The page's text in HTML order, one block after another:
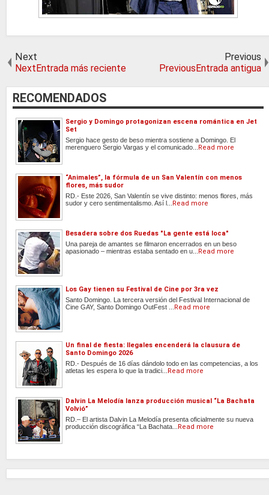
Next
NextEntrada más reciente
Previous
PreviousEntrada antigua
RECOMENDADOS
Sergio y Domingo protagonizan escena romántica en Jet
Set
Sergio hace gesto de beso mientra sostiene a Domingo. El
merenguero Sergio Vargas y el comunicado... Read more
“Animales”, la fórmula de un San Valentín con menos
flores, más sudor
RD.- Este 2026, San Valentín se vive distinto: menos flores, más
sudor y cero sentimentalismo. Así l... Read more
Besadera sobre dos Ruedas "La gente está loca"
Una pareja de amantes se filmaron encerrados en un beso
apasionado – mientras estaba sentado en u... Read more
Los Gay tienen su Festival de Cine por 3ra vez
Santo Domingo. La tercera versión del Festival Internacional de
Cine GAY, Santo Domingo OutFest ... Read more
Un final de fiesta: Ilegales encenderá la clausura de
Santo Domingo 2026
RD.- Después de 16 días dándolo todo en las competencias, a los
atletas les espera lo que la tradici... Read more
Dalvin La Melodía lanza producción musical “La Bachata
Volvió”
RD.– El artista Dalvin La Melodía presenta oficialmente su nueva
producción discográfica “La Bachata... Read more